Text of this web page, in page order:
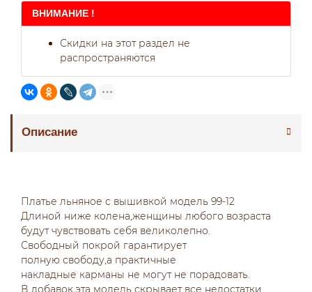
ВНИМАНИЕ !
Скидки на этот раздел не
распространяются
Описание
Платье льняное с вышивкой модель 99-12
Длиной ниже колена,женщины любого возраста
будут чувствовать себя великолепно.
Свободный покрой гарантирует
полную свободу,а практичные
накладные карманы не могут не порадовать.
В добавок,эта модель скрывает все недостатки